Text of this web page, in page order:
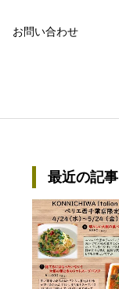
お問い合わせ
最近の記事